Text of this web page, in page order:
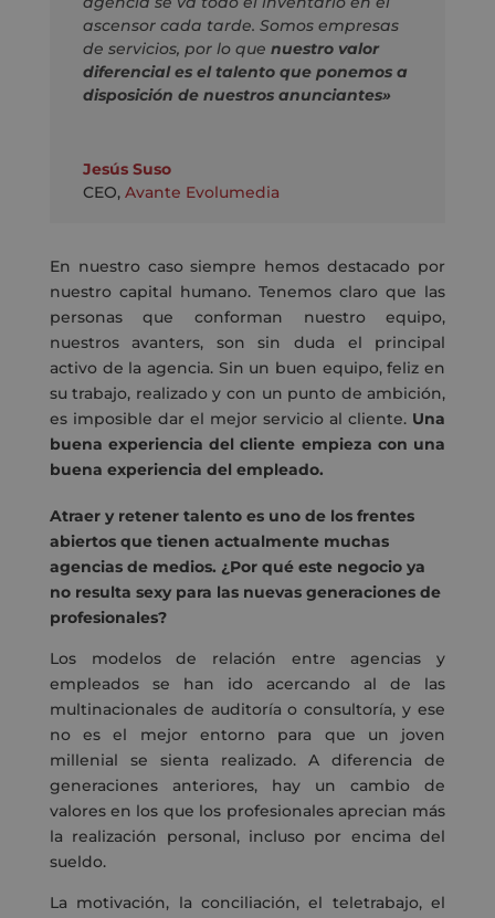
ascensor cada tarde. Somos empresas
de servicios, por lo que nuestro valor
diferencial es el talento que ponemos a
disposición de nuestros anunciantes»
Jesús Suso
CEO, Avante Evolumedia
En nuestro caso siempre hemos destacado por
nuestro capital humano. Tenemos claro que las
personas que conforman nuestro equipo,
nuestros avanters, son sin duda el principal
activo de la agencia. Sin un buen equipo, feliz en
su trabajo, realizado y con un punto de ambición,
es imposible dar el mejor servicio al cliente. Una
buena experiencia del cliente empieza con una
buena experiencia del empleado.
Atraer y retener talento es uno de los frentes
abiertos que tienen actualmente muchas
agencias de medios. ¿Por qué este negocio ya
no resulta sexy para las nuevas generaciones de
profesionales?
Los modelos de relación entre agencias y
empleados se han ido acercando al de las
multinacionales de auditoría o consultoría, y ese
no es el mejor entorno para que un joven
millenial se sienta realizado. A diferencia de
generaciones anteriores, hay un cambio de
valores en los que los profesionales aprecian más
la realización personal, incluso por encima del
sueldo.
La motivación, la conciliación, el teletrabajo, el